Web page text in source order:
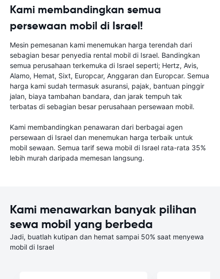
Kami membandingkan semua
persewaan mobil di Israel!
Mesin pemesanan kami menemukan harga terendah dari
sebagian besar penyedia rental mobil di Israel. Bandingkan
semua perusahaan terkemuka di Israel seperti; Hertz, Avis,
Alamo, Hemat, Sixt, Europcar, Anggaran dan Europcar. Semua
harga kami sudah termasuk asuransi, pajak, bantuan pinggir
jalan, biaya tambahan bandara, dan jarak tempuh tak
terbatas di sebagian besar perusahaan persewaan mobil.
Kami membandingkan penawaran dari berbagai agen
persewaan di Israel dan menemukan harga terbaik untuk
mobil sewaan. Semua tarif sewa mobil di Israel rata-rata 35%
lebih murah daripada memesan langsung.
Kami menawarkan banyak pilihan
sewa mobil yang berbeda
Jadi, buatlah kutipan dan hemat sampai 50% saat menyewa
mobil di Israel